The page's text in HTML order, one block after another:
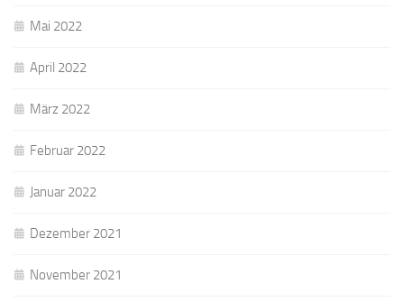
Mai 2022
April 2022
März 2022
Februar 2022
Januar 2022
Dezember 2021
November 2021